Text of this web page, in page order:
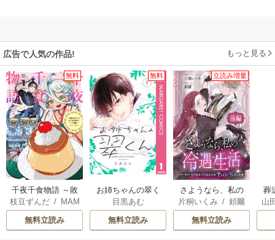
広告で人気の作品! もっと見る
無料
千夜千食物語 ～敗
国の姫ですが氷の
皇子殿下がどうも
溺愛してくれてい
枝豆ずんだ/ MAM
AKOTO/鴉羽凛燈
無料立読み
無料
お姉ちゃんの翠く
ん
目黒あむ
無料立読み
立読み増量
さようなら、私の
冷遇生活 ～パーテ
ィーで声をかけて
きたのがヤバい男
片桐いくみ / 頼爾
無料立読み
葬
山